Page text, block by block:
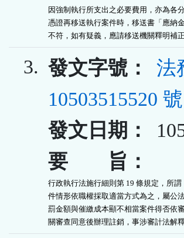
因強制執行所支出之必要費用，亦為各
憑證再移送執行案件時，移送書「應納
不符，如有疑義，應請移送機關釋明補
3. 發文字號：
法
10503515520 號
發文日期：
要 旨：
行政執行法施行細則第 19 條規定，所
件情形依職權採取適當方式為之，屬公
罰金額與催繳成本顯不相當案件得否依
關審查同意後辦理註銷，事涉審計法解